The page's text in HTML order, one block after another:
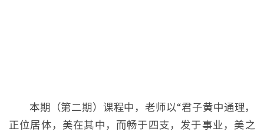
本期（第二期）课程中，老师以“君子黄中通理，
正位居体，美在其中，而畅于四支，发于事业，美之